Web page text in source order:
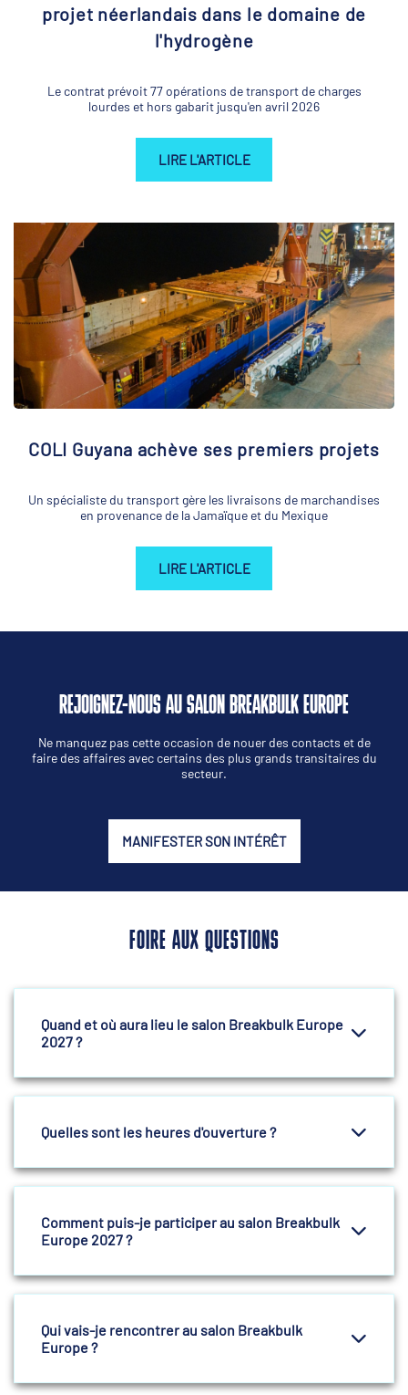
projet néerlandais dans le domaine de
l'hydrogène
Le contrat prévoit 77 opérations de transport de charges
lourdes et hors gabarit jusqu'en avril 2026
LIRE L'ARTICLE
COLI Guyana achève ses premiers projets
Un spécialiste du transport gère les livraisons de marchandises
en provenance de la Jamaïque et du Mexique
LIRE L'ARTICLE
REJOIGNEZ-NOUS AU SALON BREAKBULK EUROPE
Ne manquez pas cette occasion de nouer des contacts et de
faire des affaires avec certains des plus grands transitaires du
secteur.
MANIFESTER SON INTÉRÊT
FOIRE AUX QUESTIONS
Quand et où aura lieu le salon Breakbulk Europe
2027 ?
Quelles sont les heures d'ouverture ?
Comment puis-je participer au salon Breakbulk
Europe 2027 ?
Qui vais-je rencontrer au salon Breakbulk
Europe ?